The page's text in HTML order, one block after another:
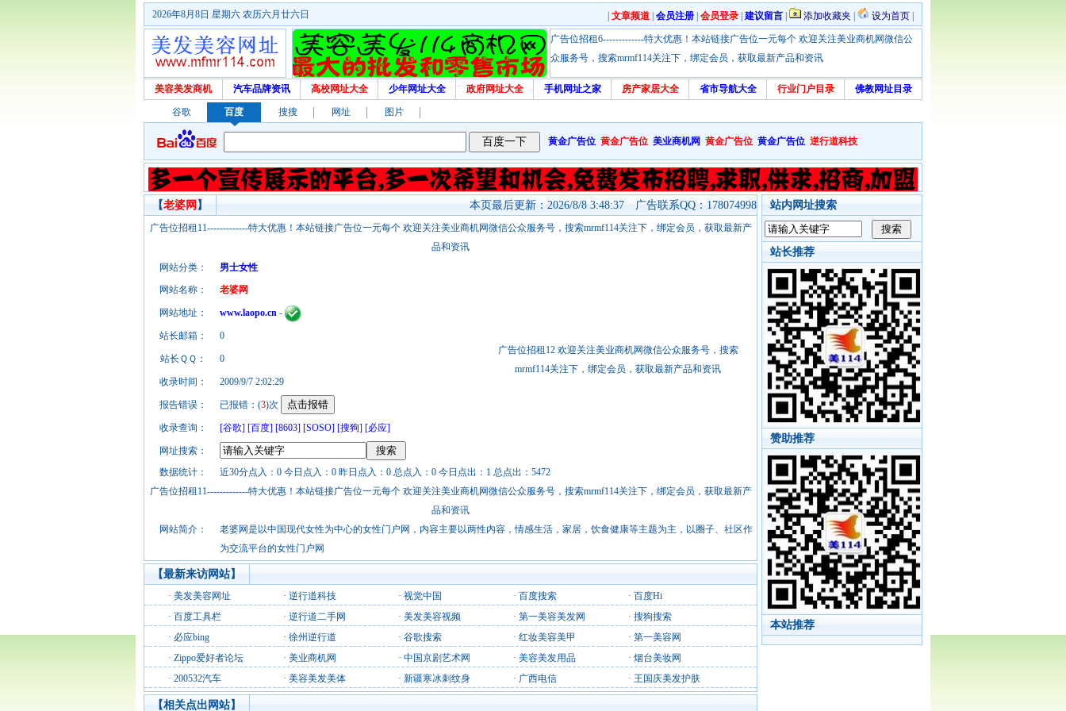
文章频道 会员注册 会员登录 建议留言 添加收藏夹 设为首页
2026年8月8日 星期六 农历六月廿六日
广告位招租6-------------特大优惠！本站链接广告位一元每个 欢迎关注美业商机网微信公
众服务号，搜索mrmf114关注下，绑定会员，获取最新产品和资讯
美容美发商机 汽车品牌资讯 高校网址大全 少年网址大全 政府网址大全 手机网址之家 房产家居大全 省市导航大全 行业门户目录 佛教网址目录
谷歌 百度 搜搜 网址 图片
黄金广告位 黄金广告位 美业商机网 黄金广告位 黄金广告位 逆行道科技
站内网址搜索
站长推荐
赞助推荐
本站推荐
本页最后更新：2026/8/8 3:48:37 广告联系QQ：178074998
【老婆网 】
广告位招租11-------------特大优惠！本站链接广告位一元每个 欢迎关注美业商机网微信公众服务号，搜索mrmf114关注下，绑定会员，获取最新产
品和资讯
网站分类：
男士女性
广告位招租12 欢迎关注美业商机网微信公众服务号，搜索
mrmf114关注下，绑定会员，获取最新产品和资讯
网站名称： 老婆网
网站地址： www.laopo.cn -
站长邮箱： 0
站长ＱＱ： 0
收录时间： 2009/9/7 2:02:29
报告错误： 已报错：(3)次
收录查询： [谷歌] [百度] [8603] [SOSO] [搜狗] [必应]
网址搜索：
数据统计：
近30分点入：0 今日点入：0 昨日点入：0 总点入：0 今日点出：1 总点出：5472
广告位招租11-------------特大优惠！本站链接广告位一元每个 欢迎关注美业商机网微信公众服务号，搜索mrmf114关注下，绑定会员，获取最新产
品和资讯
网站简介：
老婆网是以中国现代女性为中心的女性门户网，内容主要以两性内容，情感生活，家居，饮食健康等主题为主，以圈子、社区作
为交流平台的女性门户网
【最新来访网站】
· 美发美容网址 · 逆行道科技 · 视觉中国 · 百度搜索 · 百度Hi
· 百度工具栏 · 逆行道二手网 · 美发美容视频 · 第一美容美发网 · 搜狗搜索
· 必应bing · 徐州逆行道 · 谷歌搜索 · 红妆美容美甲 · 第一美容网
· Zippo爱好者论坛 · 美业商机网 · 中国京剧艺术网 · 美容美发用品 · 烟台美妆网
· 200532汽车 · 美容美发美体 · 新疆寒冰刺纹身 · 广西电信 · 王国庆美发护肤
【相关点出网站】